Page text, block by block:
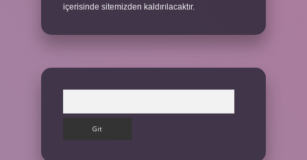
içerisinde sitemizden kaldırılacaktır.